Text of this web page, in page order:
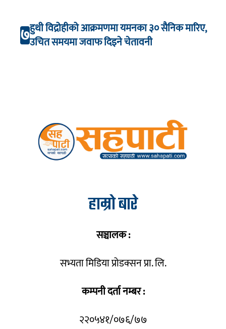
७हुथी विद्रोहीको आक्रमणमा यमनका ३० सैनिक मारिए,
उचित समयमा जवाफ दिइने चेतावनी
हाम्रो बारे
सञ्चालक :
सभ्यता मिडिया प्रोडक्सन प्रा. लि.
कम्पनी दर्ता नम्बर :
२२०५४१/०७६/७७